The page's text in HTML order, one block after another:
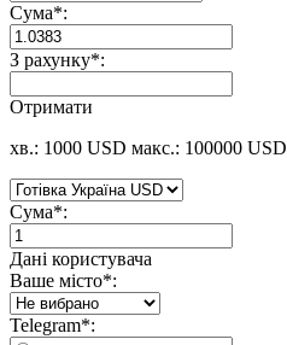
Сума*:
З рахунку*:
Отримати
хв.: 1000 USD макс.: 100000 USD
Сума*:
Дані користувача
Ваше місто*:
Telegram*: